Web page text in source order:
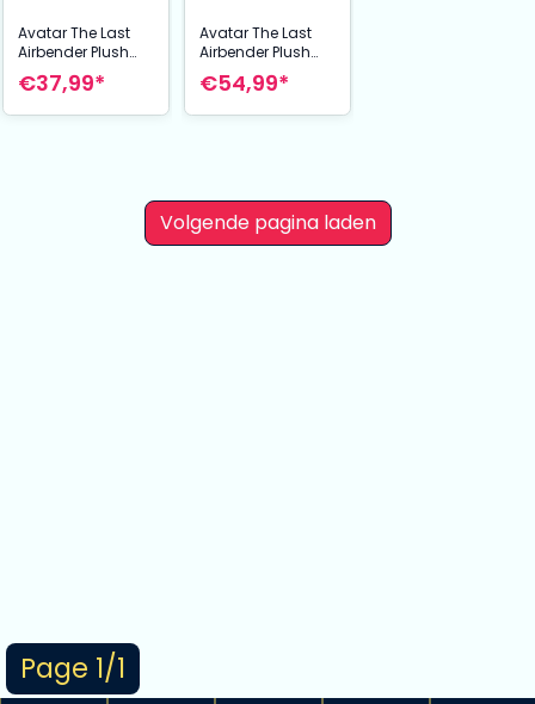
Page 1/1
Avatar The Last
Airbender Plush
Figure Momo 43
cm
€37,99*
Avatar The Last
Airbender Plush
Figure Appa 50
cm
€54,99*
Volgende pagina laden